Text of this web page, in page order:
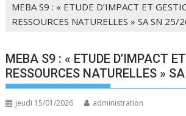
MEBA S9 : « ETUDE D’IMPACT ET
RESSOURCES NATURELLES » SA SN 25/
MEBA S9 : « ETUDE D’IMPACT
RESSOURCES NATURELLES »
jeudi 15/01/2026 administration